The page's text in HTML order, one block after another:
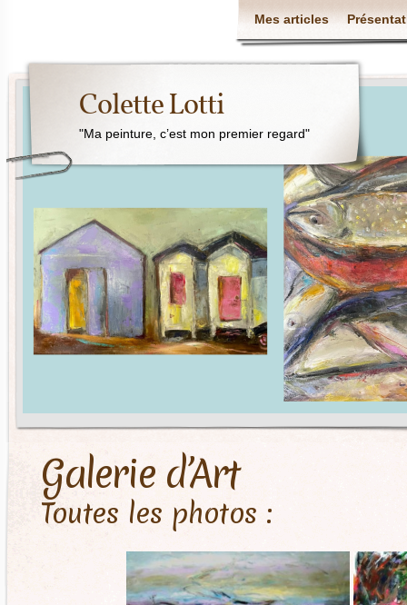
Mes articles
Colette Lotti
"Ma peinture, c’est mon premier regard"
Galerie d’Art
Toutes les photos :